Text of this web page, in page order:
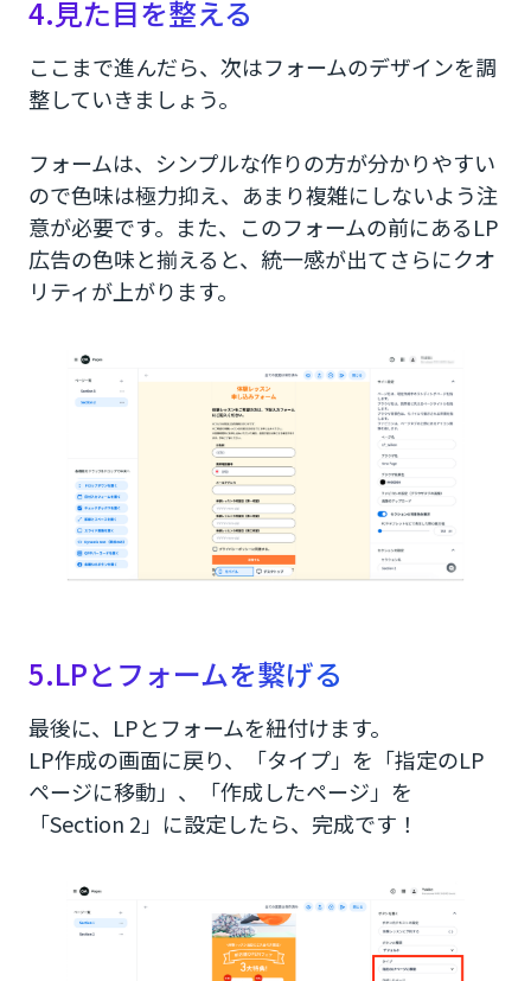
4.見た目を整える
ここまで進んだら、次はフォームのデザインを調
整していきましょう。
フォームは、シンプルな作りの方が分かりやすい
ので色味は極力抑え、あまり複雑にしないよう注
意が必要です。また、このフォームの前にあるLP
広告の色味と揃えると、統一感が出てさらにクオ
リティが上がります。
5.LPとフォームを繋げる
最後に、LPとフォームを紐付けます。
LP作成の画面に戻り、「タイプ」を「指定のLP
ページに移動」、「作成したページ」を
「Section 2」に設定したら、完成です！